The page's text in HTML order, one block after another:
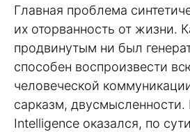
Главная проблема
их оторванность от жизни.
продвинутым ни был
способен воспроизвести
человеческой
сарказм, двусмысленности.
Intelligence оказался, по